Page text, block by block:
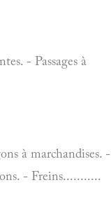
- Passages à
à marchandises. -
- Freins...........